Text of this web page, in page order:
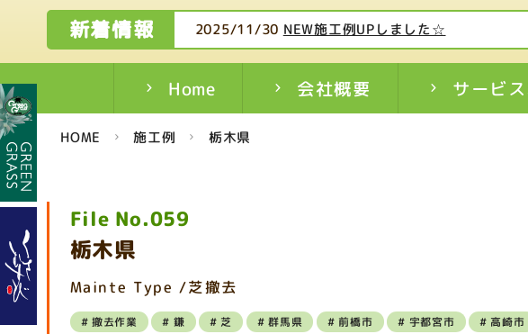
新着情報 2025/11/30 NEW施工例UPしました☆
Home 会社概要 サービ
HOME 施工例 栃木県
File No.059
栃木県
Mainte Type /芝撤去
撤去作業 鎌 芝 群馬県 前橋市 宇都宮市 高崎市